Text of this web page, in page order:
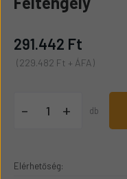
291.442 Ft
(229.482 Ft + ÁFA)
- + db
Elérhetőség: